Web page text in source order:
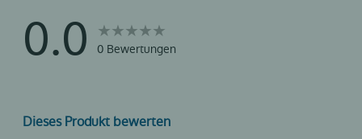
0.0 0 Bewertungen
Dieses Produkt bewerten